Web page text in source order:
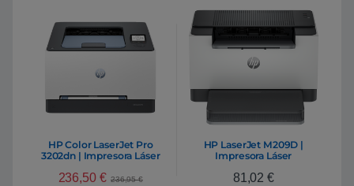
HP Color LaserJet Pro
3202dn | Impresora Láser
236,50 € 236,95€
HP LaserJet M209D |
Impresora Láser
automática USB
81,02 €